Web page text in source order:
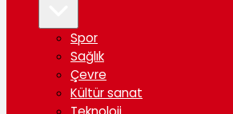
Spor
Sağlık
Çevre
Kültür sanat